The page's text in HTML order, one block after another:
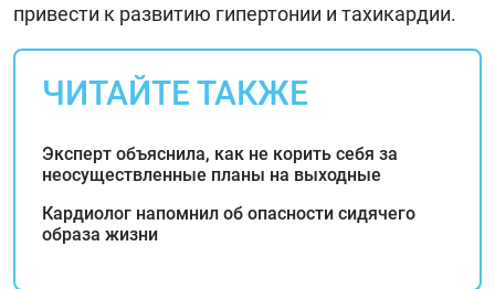
привести к развитию гипертонии и тахикардии.
ЧИТАЙТЕ ТАКЖЕ
Эксперт объяснила, как не корить себя за
неосуществленные планы на выходные
Кардиолог напомнил об опасности сидячего
образа жизни